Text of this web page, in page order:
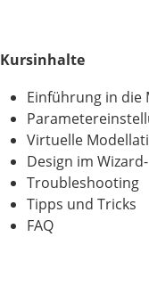
Kursinhalte
Einführung in die
Virtuelle
Design im
Troubleshooting
Tipps und Tricks
FAQ